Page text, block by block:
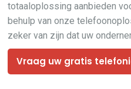
totaaloplossing aanbieden
behulp van onze
zeker van zijn dat uw
Vraag uw gratis